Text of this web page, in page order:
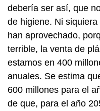
debería ser así, que
de higiene. Ni
han aprovechado,
terrible, la venta de
estamos en 400
anuales. Se estima
600 millones para el
de que, para el año